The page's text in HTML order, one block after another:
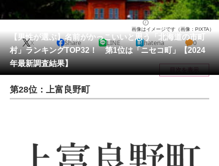
動物 リサーチ
会員記事
メディア
注目記事を集めた総合ページ
ITの今と未来を見通す
好きが集まる 比べて選べる
【男性が選ぶ】名前がかっこいいと思う「北海道の市町
村」ランキングTOP32！ 第1位は「ニセコ町」【2024
年最新調査結果】
画像はイメージです（画像：PIXTA）
X Share LINE hatena 0
目次を表示
第28位：上富良野町